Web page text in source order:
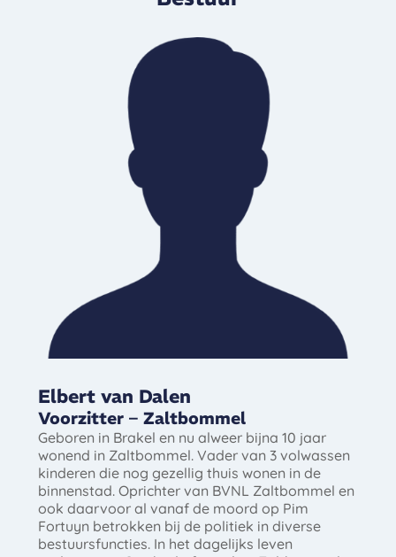
Elbert van Dalen
Voorzitter – Zaltbommel
Geboren in Brakel en nu alweer bijna 10 jaar
wonend in Zaltbommel. Vader van 3 volwassen
kinderen die nog gezellig thuis wonen in de
binnenstad. Oprichter van BVNL Zaltbommel en
ook daarvoor al vanaf de moord op Pim
Fortuyn betrokken bij de politiek in diverse
bestuursfuncties. In het dagelijks leven